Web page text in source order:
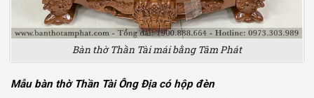
Bàn thờ Thần Tài mái bằng Tâm Phát
Mẫu bàn thờ Thần Tài Ông Địa có hộp đèn